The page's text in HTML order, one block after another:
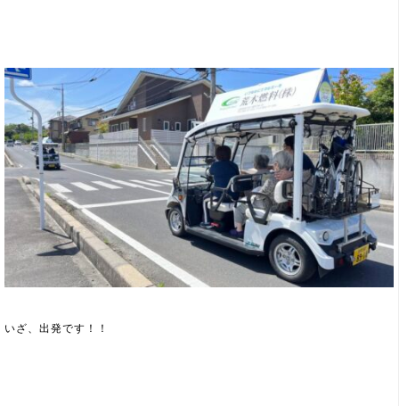
いざ、出発です！！